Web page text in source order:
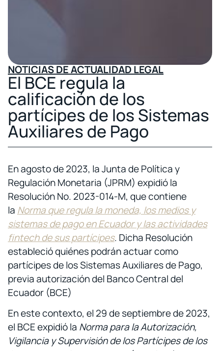
NOTICIAS DE ACTUALIDAD LEGAL
El BCE regula la
calificación de los
partícipes de los Sistemas
Auxiliares de Pago
En agosto de 2023, la Junta de Política y
Regulación Monetaria (JPRM) expidió la
Resolución No. 2023-014-M, que contiene
la Norma que regula la moneda, los medios y
sistemas de pago en Ecuador y las actividades
fintech de sus partícipes. Dicha Resolución
estableció quiénes podrán actuar como
partícipes de los Sistemas Auxiliares de Pago,
previa autorización del Banco Central del
Ecuador (BCE)
En este contexto, el 29 de septiembre de 2023,
el BCE expidió la Norma para la Autorización,
Vigilancia y Supervisión de los Partícipes de los